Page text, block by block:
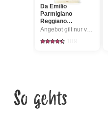
Da Emilio
Parmigiano
Reggiano
Reibkäse
Angebot gilt nur vom 6.8. bis 12.8.2026, solange Vorrat.
So gehts